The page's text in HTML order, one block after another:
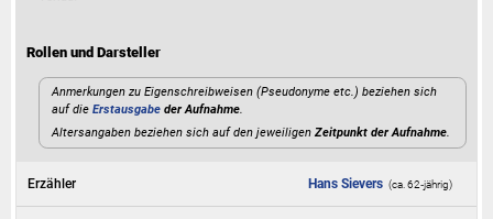
Rollen und Darsteller
Anmerkungen zu Eigenschreibweisen (Pseudonyme etc.) beziehen sich
auf dieErstausgabe der Aufnahme.
Altersangaben beziehen sich auf den jeweiligenZeitpunkt der Aufnahme.
Erzähler Hans Sievers (ca. 62‑jährig)